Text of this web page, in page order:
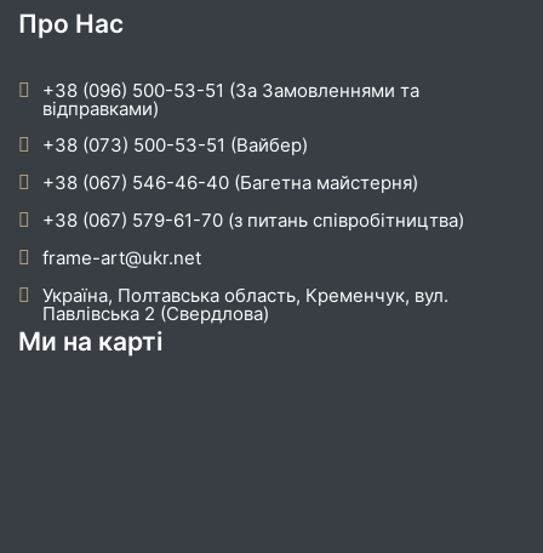
Про Нас
+38 (096) 500-53-51 (За Замовленнями та
відправками)
+38 (073) 500-53-51 (Вайбер)
+38 (067) 546-46-40 (Багетна майстерня)
+38 (067) 579-61-70 (з питань співробітництва)
frame-art@ukr.net
Україна, Полтавська область, Кременчук, вул.
Павлівська 2 (Свердлова)
Ми на карті